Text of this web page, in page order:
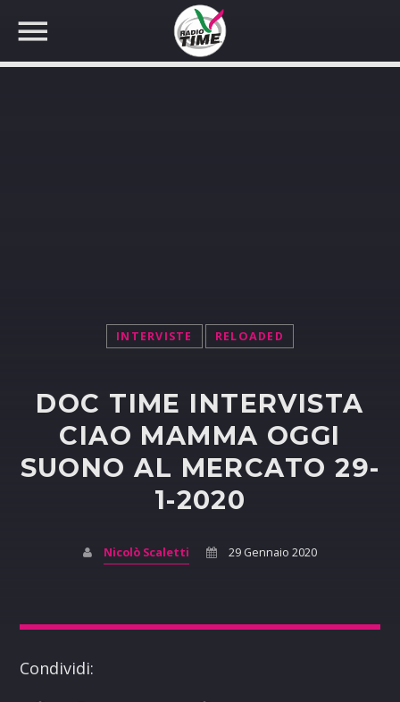
INTERVISTE RELOADED
DOC TIME INTERVISTA
CIAO MAMMA OGGI
SUONO AL MERCATO 29-
1-2020
Nicolò Scaletti 29 Gennaio 2020
Condividi: